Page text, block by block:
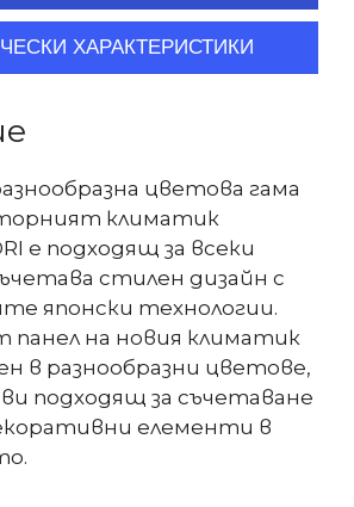
ХАРАКТЕРИСТИКИ
цветова гама
климатик
е подходящ за всеки
стилен дизайн с
японски технологии.
панел на новия климатик
в разнообразни цветове,
подходящ за съчетаване
елементи в